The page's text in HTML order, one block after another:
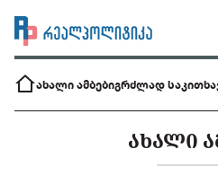
ახალი ამბებიგრძლად
ᲐᲮᲐᲚᲘ